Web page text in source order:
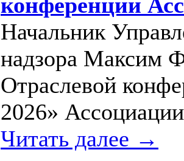
Начальник
надзора Максим
Отраслевой
2026»
Читать далее →